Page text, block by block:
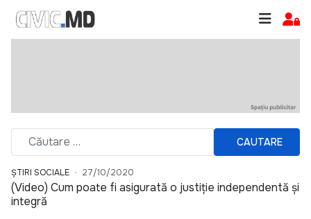
CAUTARE
ȘTIRI SOCIALE 27/10/2020
(Video) Cum poate fi asigurată o justiție independentă și
integră